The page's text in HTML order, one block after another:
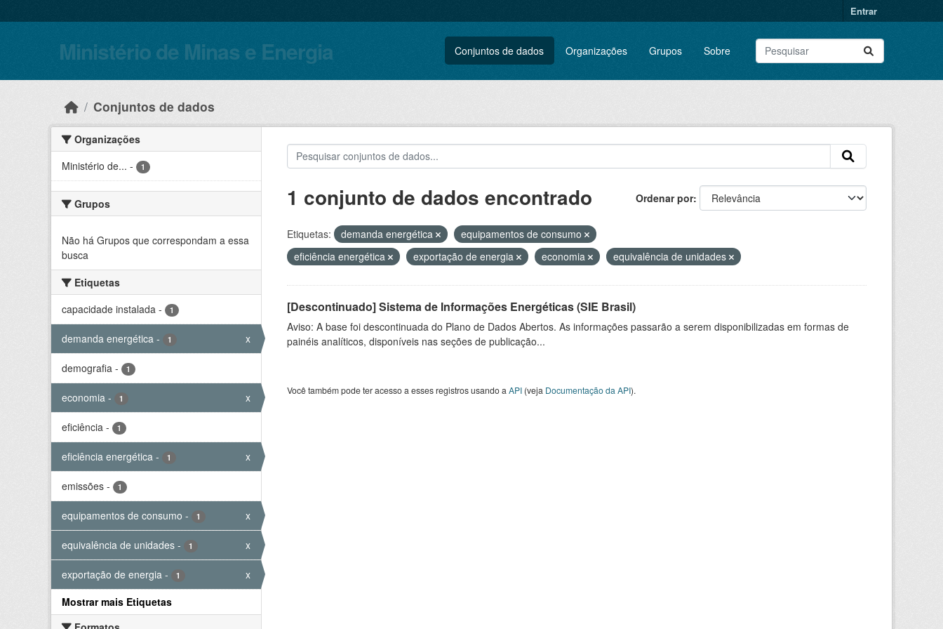
Entrar
Ministério de Minas e Energia Conjuntos de dados Organizações Grupos Sobre
Conjuntos de dados
Organizações
Ministério de... - 1
Grupos
Não há Grupos que correspondam a essa
busca
Etiquetas
capacidade instalada - 1
demanda energética - 1 x
demografia - 1
economia - 1 x
eficiência - 1
eficiência energética - 1 x
emissões - 1
equipamentos de consumo - 1 x
equivalência de unidades - 1 x
exportação de energia - 1
x
Mostrar mais Etiquetas
Ordenar por
1 conjunto de dados encontrado
Etiquetas: demanda energética
equipamentos de consumo
eficiência energética
exportação de energia economia equivalência de unidades
[Descontinuado] Sistema de Informações Energéticas (SIE Brasil)
Aviso: A base foi descontinuada do Plano de Dados Abertos. As informações passarão a serem disponibilizadas em formas de
painéis analíticos, disponíveis nas seções de publicação...
Você também pode ter acesso a esses registros usando a API(veja Documentação da API).